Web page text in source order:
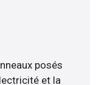
posés
et la